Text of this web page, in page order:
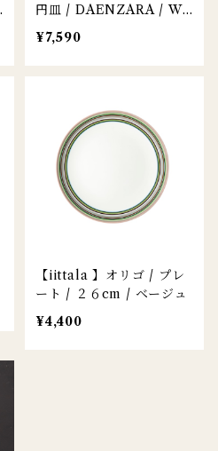
円皿 / DAENZARA / W
HITE / L
¥7,590
【iittala 】オリゴ / プレ
ート / ２６cm / ベージュ
¥4,400